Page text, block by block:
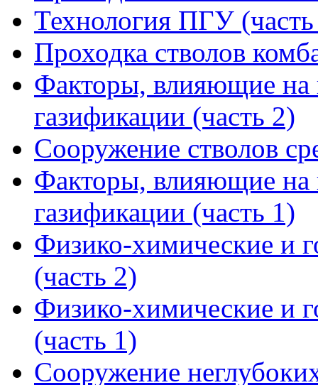
Технология ПГУ
Проходка стволов
Факторы, влияющие на
газификации (часть 2)
Сооружение стволов
Факторы, влияющие на
газификации (часть 1)
Физико-химические и
(часть 2)
Физико-химические и
(часть 1)
Сооружение